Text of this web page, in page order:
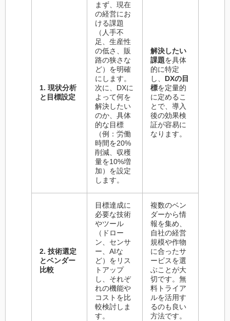
1. 現状分析
と目標設定
まず、現在
の経営にお
ける課題
（人手不
足、生産性
の低さ、販
路の狭さな
ど）を明確
にします。
次に、DXに
よって何を
解決したい
のか、具体
的な目標
（例：労働
時間を20%
削減、収穫
量を10%増
加）を設定
します。
解決したい
課題を具体
的に特定
し、 DXの目
標を定量的
に定めるこ
とで、導入
後の効果検
証が容易に
なります。
2. 技術選定
とベンダー
比較
目標達成に
必要な技術
やツール
（ドロー
ン、センサ
ー、AIな
ど）をリス
トアップ
し、それぞ
れの機能や
コストを比
較検討しま
す。
複数のベン
ダーから情
報を集め、
自社の経営
規模や作物
に合ったサ
ービスを選
ぶことが大
切です。無
料トライア
ルを活用す
るのも良い
方法です。